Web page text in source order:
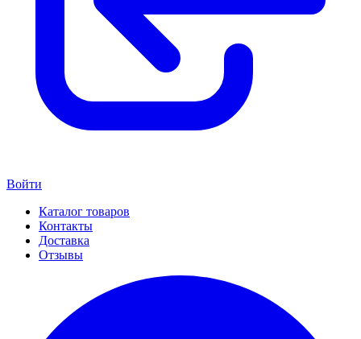
Войти
Каталог товаров
Контакты
Доставка
Отзывы